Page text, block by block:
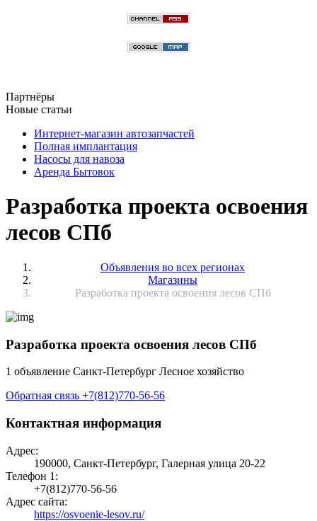
Партнёры
Новые статьи
Интернет-магазин автозапчастей
Полная имплантация
Насосы для навоза
Аренда Бытовок
Разработка проекта освоения
лесов СПб
Объявления во всех регионах
Магазины
Разработка проекта освоения лесов СПб
Разработка проекта освоения лесов СПб
1 объявление Санкт-Петербург Лесное хозяйство
Обратная связь +7(812)770-56-56
Контактная информация
Адрес:
190000, Санкт-Петербург, Галерная улица 20-22
Телефон 1:
+7(812)770-56-56
Адрес сайта:
https://osvoenie-lesov.ru/